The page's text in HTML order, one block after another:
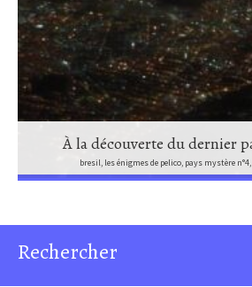
À la découverte du dernier
bresil, les énigmes de pelico, pays mystère
Rechercher